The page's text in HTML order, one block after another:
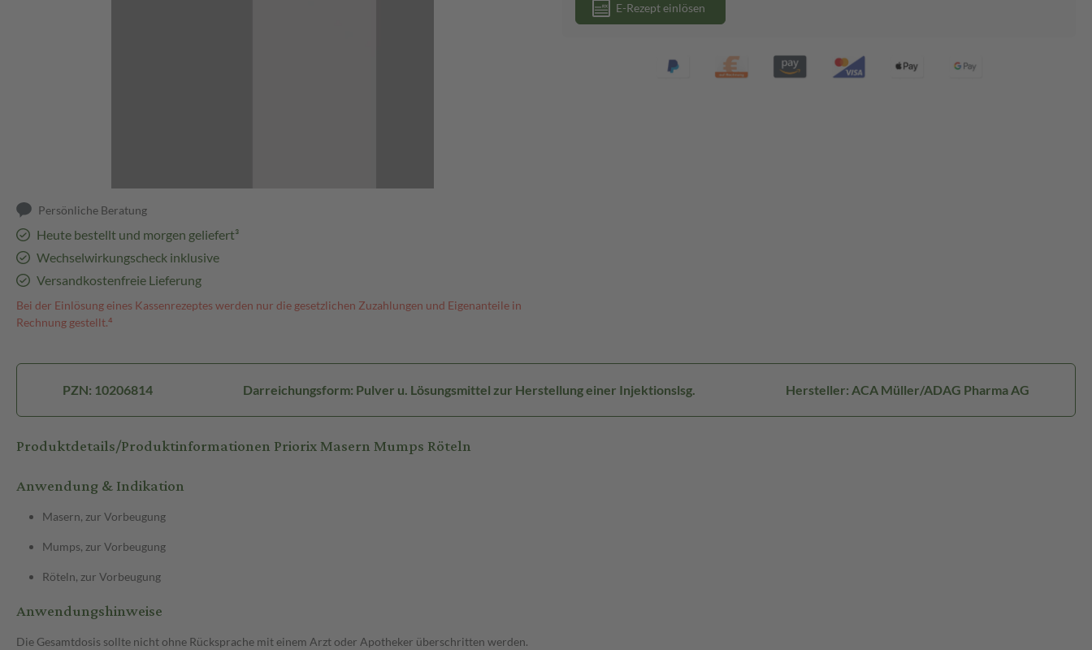
Persönliche Beratung
Heute bestellt und morgen geliefert³
Wechselwirkungscheck inklusive
Versandkostenfreie Lieferung
Bei der Einlösung eines Kassenrezeptes werden nur die gesetzlichen Zuzahlungen und Eigenanteile in
Rechnung gestellt.⁴
E-Rezept einlösen
PZN: 10206814 Darreichungsform: Pulver u. Lösungsmittel zur Herstellung einer Injektionslsg. Hersteller: ACA Müller/ADAG Pharma AG
Produktdetails/Produktinformationen Priorix Masern Mumps Röteln
Anwendung & Indikation
Masern, zur Vorbeugung
Mumps, zur Vorbeugung
Röteln, zur Vorbeugung
Anwendungshinweise
Die Gesamtdosis sollte nicht ohne Rücksprache mit einem Arzt oder Apotheker überschritten werden.